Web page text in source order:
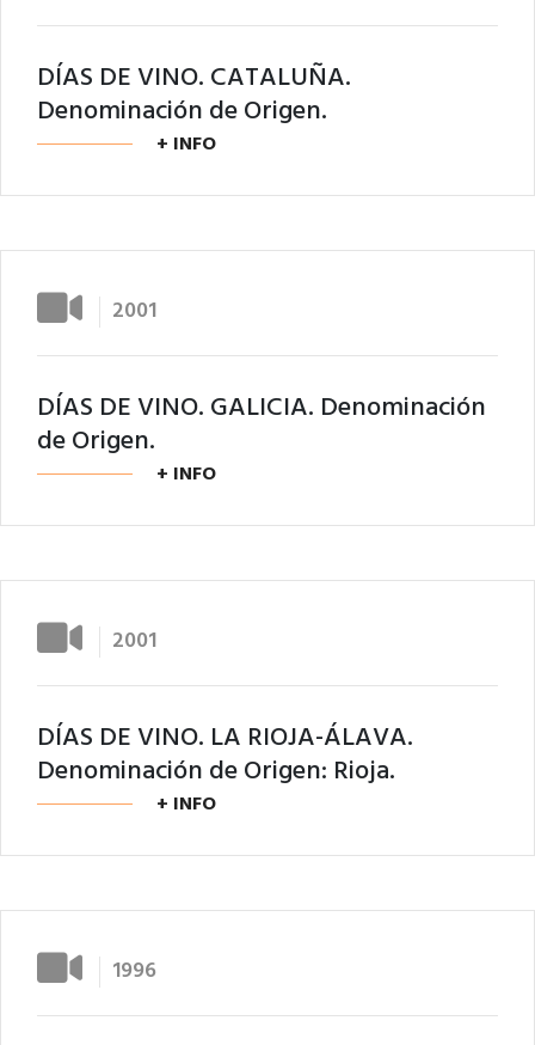
DÍAS DE VINO. CATALUÑA.
Denominación de Origen.
+ INFO
2001
DÍAS DE VINO. GALICIA. Denominación
de Origen.
+ INFO
2001
DÍAS DE VINO. LA RIOJA-ÁLAVA.
Denominación de Origen: Rioja.
+ INFO
1996